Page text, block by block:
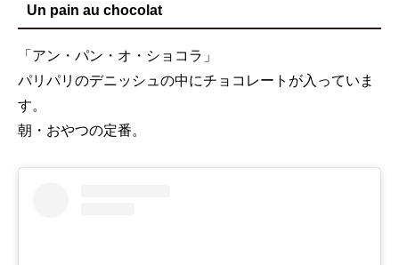
Un pain au chocolat
「アン・パン・オ・ショコラ」
パリパリのデニッシュの中にチョコレートが入っていま
す。
朝・おやつの定番。